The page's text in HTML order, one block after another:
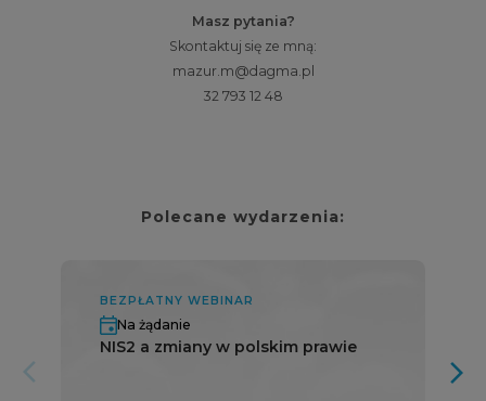
Masz pytania?
Skontaktuj się ze mną:
mazur.m@dagma.pl
32 793 12 48
Polecane wydarzenia:
arrow_forward_ios
BEZPŁATNY WEBINAR
Na żądanie
NIS2 a zmiany w polskim prawie
arrow_forward_ios